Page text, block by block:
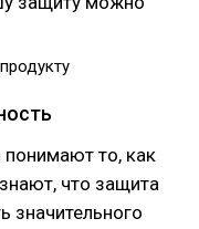
понимают то, как
что защита
значительного